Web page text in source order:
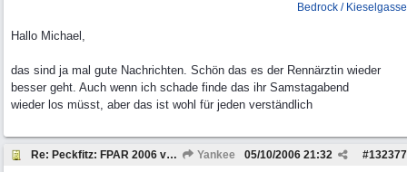
Bedrock / Kieselgasse
Hallo Michael,
das sind ja mal gute Nachrichten. Schön das es der Rennärztin wieder
besser geht. Auch wenn ich schade finde das ihr Samstagabend
wieder los müsst, aber das ist wohl für jeden verständlich
Re: Peckfitz: FPAR 2006 vom 06. bis 08.10.2006 Yankee #132377
05/10/2006 21:32